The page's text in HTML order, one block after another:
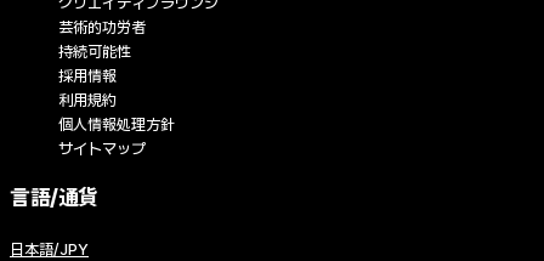
芸術的功労者
持続可能性
採用情報
利用規約
個人情報処理方針
サイトマップ
言語/通貨
日本語/JPY